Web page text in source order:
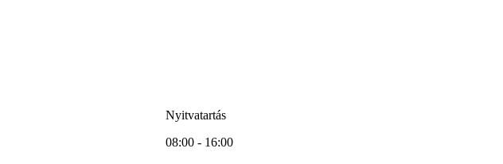
Nyitvatartás
08:00 - 16:00